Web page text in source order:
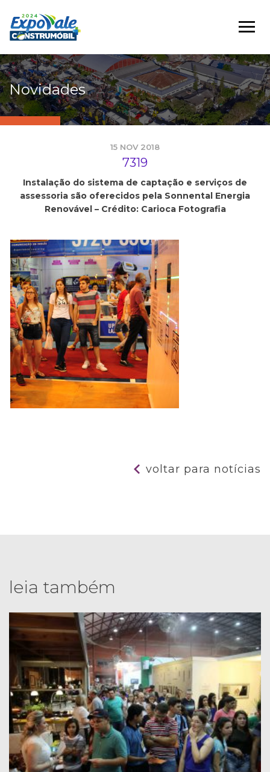
Novidades
15 NOV 2018
7319
Instalação do sistema de captação e serviços de
assessoria são oferecidos pela Sonnental Energia
Renovável – Crédito: Carioca Fotografia
voltar para notícias
leia também